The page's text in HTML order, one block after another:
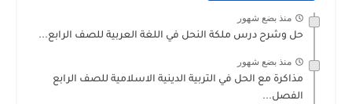
منذ بضع شهور
حل وشرح درس ملكة النحل في اللغة العربية للصف الرابع...
منذ بضع شهور
مذاكرة مع الحل في التربية الدينية الاسلامية للصف الرابع
الفصل...